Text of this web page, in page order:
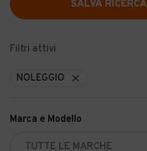
SALVA RICERCA
Filtri attivi
NOLEGGIO
Marca e Modello